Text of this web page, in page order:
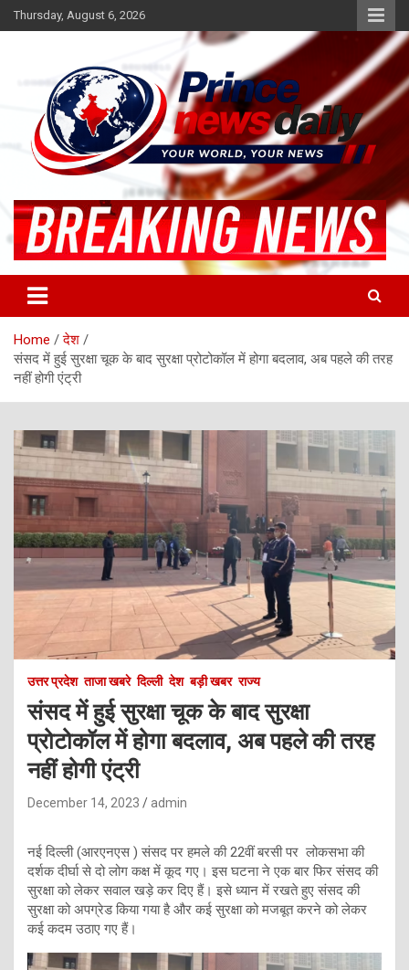
Skip
to
Thursday, August 6, 2026
Princenews Daily
Home
देश
संसद में हुई सुरक्षा चूक के बाद सुरक्षा प्रोटोकॉल में होगा बदलाव, अब पहले की तरह
नहीं होगी एंट्री
उत्तर प्रदेश ताजा खबरे दिल्ली देश बड़ी खबर राज्य
संसद में हुई सुरक्षा चूक के बाद सुरक्षा
प्रोटोकॉल में होगा बदलाव, अब पहले की तरह
नहीं होगी एंट्री
December 14, 2023 admin
नई दिल्ली (आरएनएस ) संसद पर हमले की 22वीं बरसी पर लोकसभा की
दर्शक दीर्घा से दो लोग कक्ष में कूद गए। इस घटना ने एक बार फिर संसद की
सुरक्षा को लेकर सवाल खड़े कर दिए हैं। इसे ध्यान में रखते हुए संसद की
सुरक्षा को अपग्रेड किया गया है और कई सुरक्षा को मजबूत करने को लेकर
कई कदम उठाए गए हैं।